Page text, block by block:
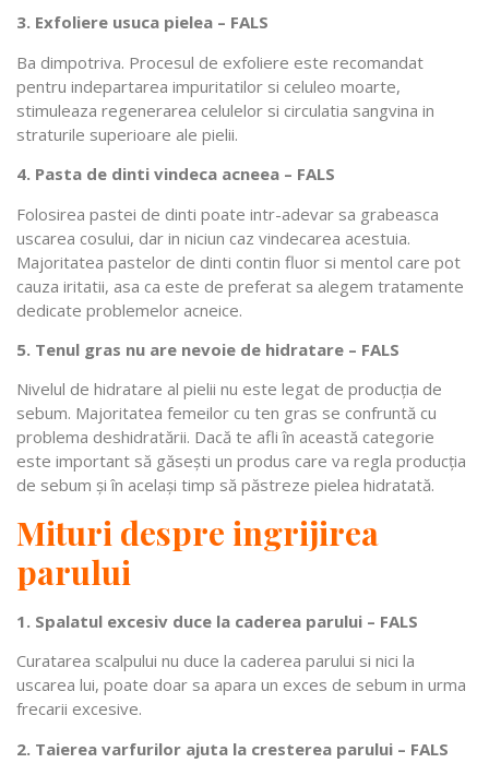
3. Exfoliere usuca pielea – FALS
Ba dimpotriva. Procesul de exfoliere este recomandat
pentru indepartarea impuritatilor si celuleo moarte,
stimuleaza regenerarea celulelor si circulatia sangvina in
straturile superioare ale pielii.
4. Pasta de dinti vindeca acneea – FALS
Folosirea pastei de dinti poate intr-adevar sa grabeasca
uscarea cosului, dar in niciun caz vindecarea acestuia.
Majoritatea pastelor de dinti contin fluor si mentol care pot
cauza iritatii, asa ca este de preferat sa alegem tratamente
dedicate problemelor acneice.
5. Tenul gras nu are nevoie de hidratare – FALS
Nivelul de hidratare al pielii nu este legat de producţia de
sebum. Majoritatea femeilor cu ten gras se confruntă cu
problema deshidratării. Dacă te afli în această categorie
este important să găseşti un produs care va regla producţia
de sebum şi în acelaşi timp să păstreze pielea hidratată.
Mituri despre ingrijirea
parului
1. Spalatul excesiv duce la caderea parului – FALS
Curatarea scalpului nu duce la caderea parului si nici la
uscarea lui, poate doar sa apara un exces de sebum in urma
frecarii excesive.
2. Taierea varfurilor ajuta la cresterea parului – FALS